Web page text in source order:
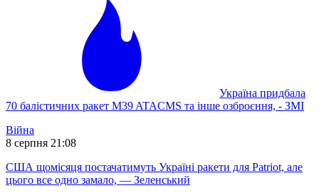
Україна придбала
70 балістичних ракет M39 ATACMS та інше озброєння, - ЗМІ
Війна
8 серпня 21:08
США щомісяця постачатимуть Україні ракети для Patriot, але
цього все одно замало, — Зеленський